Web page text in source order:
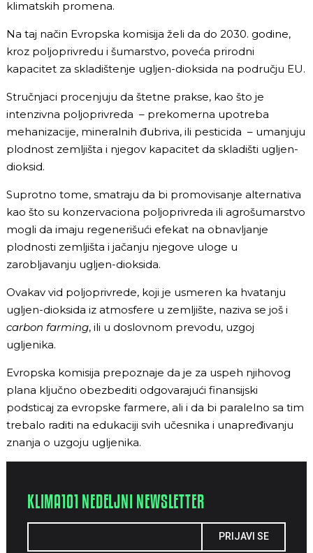
klimatskih promena.
Na taj način Evropska komisija želi da do 2030. godine,
kroz poljoprivredu i šumarstvo, poveća prirodni
kapacitet za skladištenje ugljen-dioksida na području EU.
Stručnjaci procenjuju da štetne prakse, kao što je
intenzivna poljoprivreda – prekomerna upotreba
mehanizacije, mineralnih đubriva, ili pesticida – umanjuju
plodnost zemljišta i njegov kapacitet da skladišti ugljen-
dioksid.
Suprotno tome, smatraju da bi promovisanje alternativa
kao što su konzervaciona poljoprivreda ili agrošumarstvo
mogli da imaju regenerišući efekat na obnavljanje
plodnosti zemljišta i jačanju njegove uloge u
zarobljavanju ugljen-dioksida.
Ovakav vid poljoprivrede, koji je usmeren ka hvatanju
ugljen-dioksida iz atmosfere u zemljište, naziva se još i
carbon farming, ili u doslovnom prevodu, uzgoj
ugljenika.
Evropska komisija prepoznaje da je za uspeh njihovog
plana ključno obezbediti odgovarajući finansijski
podsticaj za evropske farmere, ali i da bi paralelno sa tim
trebalo raditi na edukaciji svih učesnika i unapređivanju
znanja o uzgoju ugljenika.
KLIMA101 NEDELJNI NEWSLETTER
PRIJAVI SE